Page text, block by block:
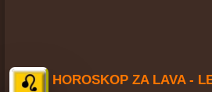
HOROSKOP ZA LAVA -